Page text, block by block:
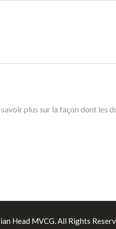
savoir plus sur la façon dont les
Head MVCG. All Rights